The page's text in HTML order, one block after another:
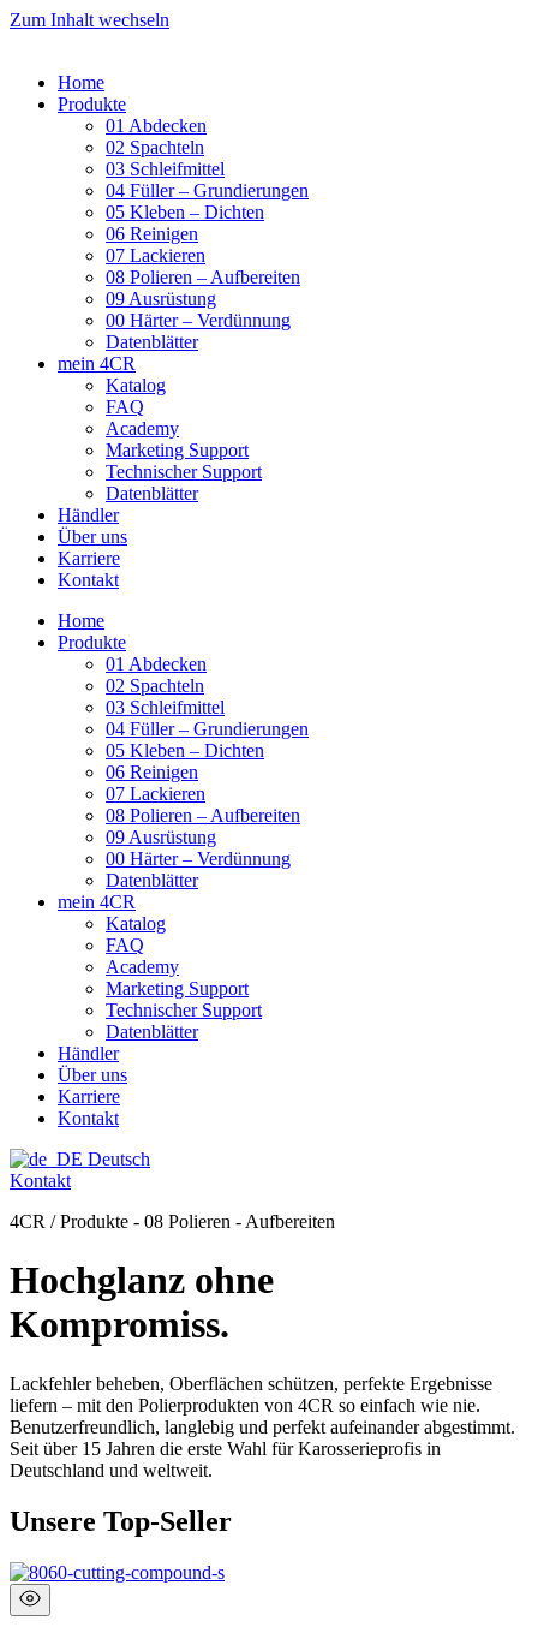
Zum Inhalt wechseln
Home
Produkte
01 Abdecken
02 Spachteln
03 Schleifmittel
04 Füller – Grundierungen
05 Kleben – Dichten
06 Reinigen
07 Lackieren
08 Polieren – Aufbereiten
09 Ausrüstung
00 Härter – Verdünnung
Datenblätter
mein 4CR
Katalog
FAQ
Academy
Marketing Support
Technischer Support
Datenblätter
Händler
Über uns
Karriere
Kontakt
Home
Produkte
01 Abdecken
02 Spachteln
03 Schleifmittel
04 Füller – Grundierungen
05 Kleben – Dichten
06 Reinigen
07 Lackieren
08 Polieren – Aufbereiten
09 Ausrüstung
00 Härter – Verdünnung
Datenblätter
mein 4CR
Katalog
FAQ
Academy
Marketing Support
Technischer Support
Datenblätter
Händler
Über uns
Karriere
Kontakt
Deutsch
Kontakt
4CR / Produkte - 08 Polieren - Aufbereiten
Hochglanz ohne
Kompromiss.
Lackfehler beheben, Oberflächen schützen, perfekte Ergebnisse
liefern – mit den Polierprodukten von 4CR so einfach wie nie.
Benutzerfreundlich, langlebig und perfekt aufeinander abgestimmt.
Seit über 15 Jahren die erste Wahl für Karosserieprofis in
Deutschland und weltweit.
Unsere Top-Seller